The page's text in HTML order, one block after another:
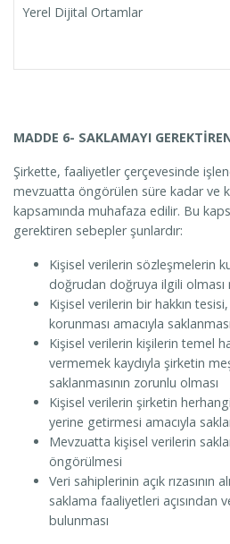
Yerel Dijital Ortamlar
MADDE 6- SAKLAMAYI
Şirkette, faaliyetler çerçevesinde
mevzuatta öngörülen süre kadar ve
kapsamında muhafaza edilir. Bu
gerektiren sebepler şunlardır:
Kişisel verilerin sözleşmelerin
doğrudan doğruya ilgili olması
Kişisel verilerin bir hakkın tesisi,
korunması amacıyla saklanması
Kişisel verilerin kişilerin temel
vermemek kaydıyla şirketin
saklanmasının zorunlu olması
Kişisel verilerin şirketin
yerine getirmesi amacıyla
Mevzuatta kişisel verilerin
öngörülmesi
Veri sahiplerinin açık rızasının
saklama faaliyetleri açısından
bulunması